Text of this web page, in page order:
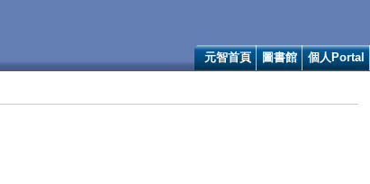
元智首頁 圖書館 個人Portal